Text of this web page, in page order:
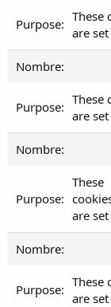
These
are
These
are
These
are
These
are